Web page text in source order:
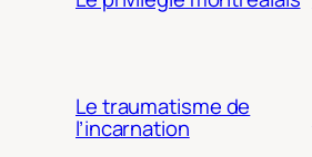
Le traumatisme de
l’incarnation